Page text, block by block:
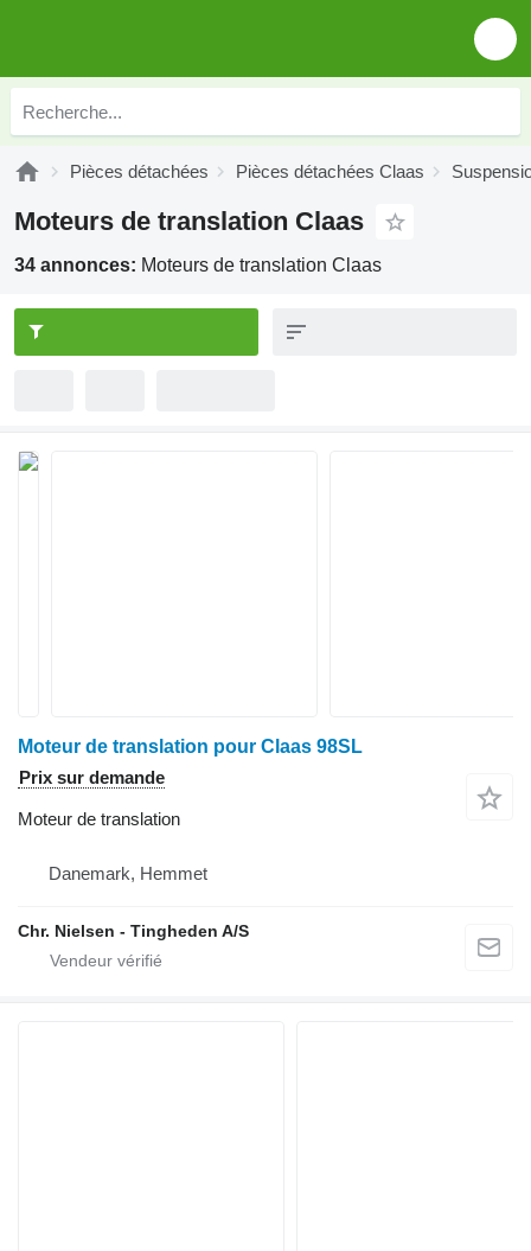
Pièces détachées Pièces détachées Claas
Moteurs de translation Claas
34 annonces: Moteurs de translation Claas
Moteur de translation pour Claas 98SL
Prix sur demande
Moteur de translation
Danemark, Hemmet
Chr. Nielsen - Tingheden A/S